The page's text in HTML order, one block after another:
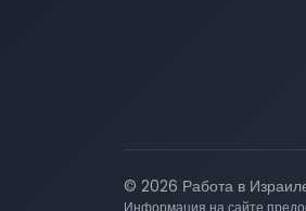
© 2026 Работа в